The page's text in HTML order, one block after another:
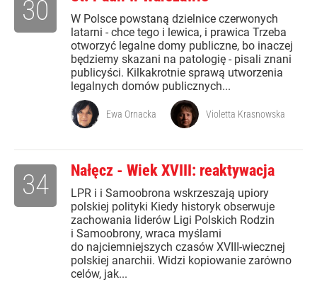
W Polsce powstaną dzielnice czerwonych
latarni - chce tego i lewica, i prawica Trzeba
otworzyć legalne domy publiczne, bo inaczej
będziemy skazani na patologię - pisali znani
publicyści. Kilkakrotnie sprawą utworzenia
legalnych domów publicznych...
30
Ewa Ornacka Violetta Krasnowska
Nałęcz - Wiek XVIII: reaktywacja
LPR i i Samoobrona wskrzeszają upiory
polskiej polityki Kiedy historyk obserwuje
zachowania liderów Ligi Polskich Rodzin
i Samoobrony, wraca myślami
do najciemniejszych czasów XVIII-wiecznej
polskiej anarchii. Widzi kopiowanie zarówno
celów, jak...
34